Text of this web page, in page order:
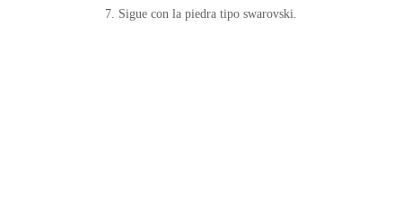
7. Sigue con la piedra tipo swarovski.